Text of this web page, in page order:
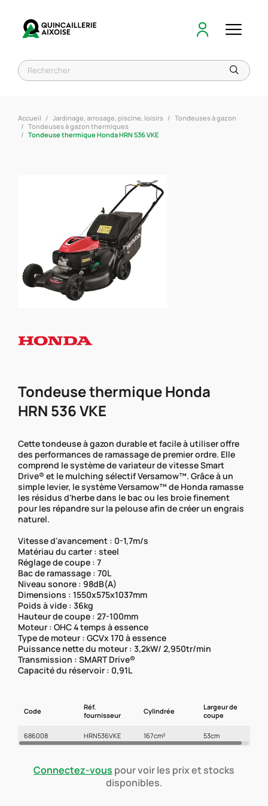
Accueil Jardinage, arrosage, piscine, loisirs
Tondeuses à gazon
Tondeuses à gazon thermiques
Tondeuse thermique Honda HRN 536 VKE
Tondeuse thermique Honda
HRN 536 VKE
Cette tondeuse à gazon durable et facile à utiliser offre
des performances de ramassage de premier ordre. Elle
comprend le système de variateur de vitesse Smart
Drive® et le mulching sélectif Versamow™. Grâce à un
simple levier, le système Versamow™ de Honda ramasse
les résidus d'herbe dans le bac ou les broie finement
pour les répandre sur la pelouse afin de créer un engrais
naturel.
Vitesse d'avancement : 0-1,7m/s
Matériau du carter : steel
Réglage de coupe : 7
Bac de ramassage : 70L
Niveau sonore : 98dB(A)
Dimensions : 1550x575x1037mm
Poids à vide : 36kg
Hauteur de coupe : 27-100mm
Moteur : OHC 4 temps à essence
Type de moteur : GCVx 170 à essence
Puissance nette du moteur : 3,2kW/ 2,950tr/min
Transmission : SMART Drive®
Capacité du réservoir : 0,91L
Code
Réf.
fournisseur
Cylindrée
Largeur de
coupe
686008 HRN536VKE 167cm³ 53cm
Connectez-vous pour voir les prix et stocks
disponibles.